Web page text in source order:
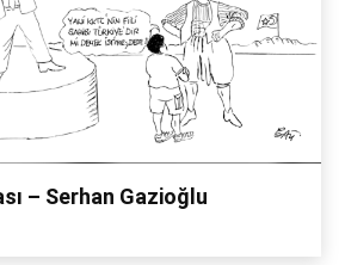
– Serhan Gazioğlu